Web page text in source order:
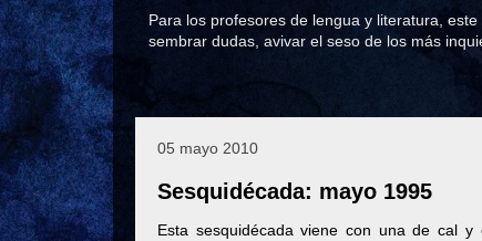
Para los profesores de lengua y literatura,
sembrar dudas, avivar el seso de los más
05 mayo 2010
Sesquidécada: mayo 1995
Esta sesquidécada viene con una de cal